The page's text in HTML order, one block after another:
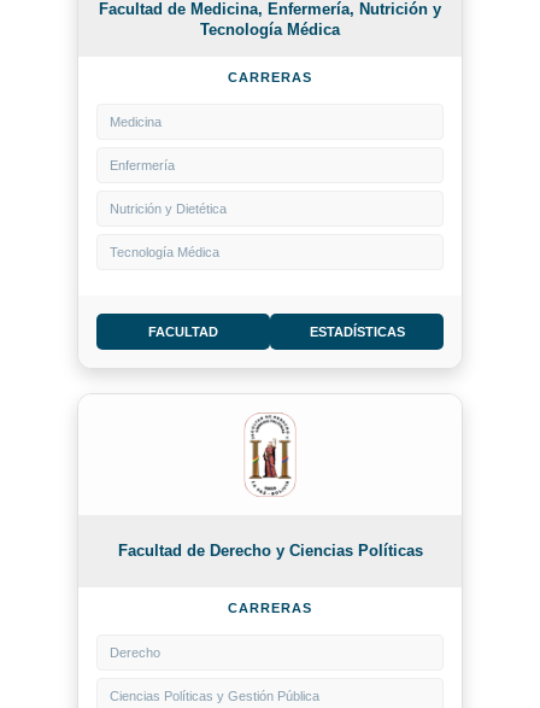
Facultad de Medicina, Enfermería, Nutrición y
Tecnología Médica
CARRERAS
Medicina
Enfermería
Nutrición y Dietética
Tecnología Médica
FACULTAD ESTADÍSTICAS
Facultad de Derecho y Ciencias Políticas
CARRERAS
Derecho
Ciencias Políticas y Gestión Pública